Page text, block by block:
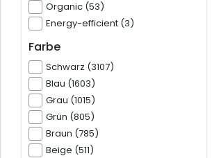
Organic (53)
Energy-efficient (3)
Farbe
Schwarz (3107)
Blau (1603)
Grau (1015)
Grün (805)
Braun (785)
Beige (511)